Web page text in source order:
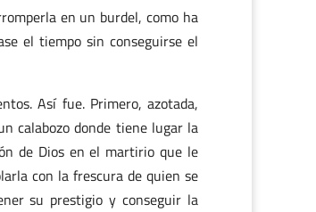
en un burdel, como ha
el tiempo sin conseguirse el
Así fue. Primero, azotada,
calabozo donde tiene lugar la
de Dios en el martirio que le
con la frescura de quien se
su prestigio y conseguir la